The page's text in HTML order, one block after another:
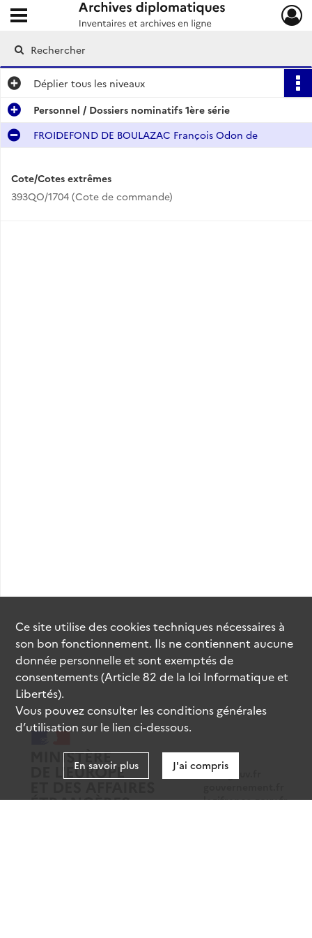
Archives diplomatiques
Ouvrir le menu déroulant
Déplier tous les niveaux
Personnel / Dossiers nominatifs 1ère série
FROIDEFOND DE BOULAZAC François Odon de
Cote/Cotes extrêmes
393QO/1704 (Cote de commande)
data.gouv.fr
legifrance.gouv.fr
Ce site utilise descookiestechniques nécessaires à
son bon fonctionnement. Ils ne contiennent aucune
donnée personnelle et sont exemptés de
consentements (Article 82 de la loi Informatique et
Libertés).
Vous pouvez consulter les conditions générales
d’utilisation sur le lien ci-dessous.
En savoir plus J'ai compris